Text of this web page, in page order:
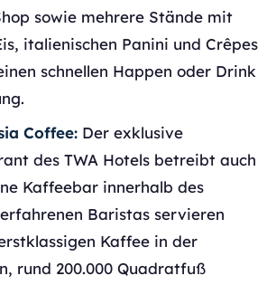
sowie mehrere Stände mit
italienischen Panini und Crêpes
schnellen Happen oder Drink
Coffee: Der exklusive
des TWA Hotels betreibt auch
Kaffeebar innerhalb des
Baristas servieren
Kaffee in der
rund 200.000 Quadratfuß